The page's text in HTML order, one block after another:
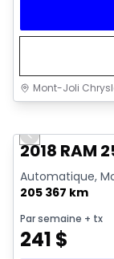
Mont-Joli
Vidéo
Previous slide
2018 RAM
Automatique,
205 367 km
Par semaine + tx
241 $